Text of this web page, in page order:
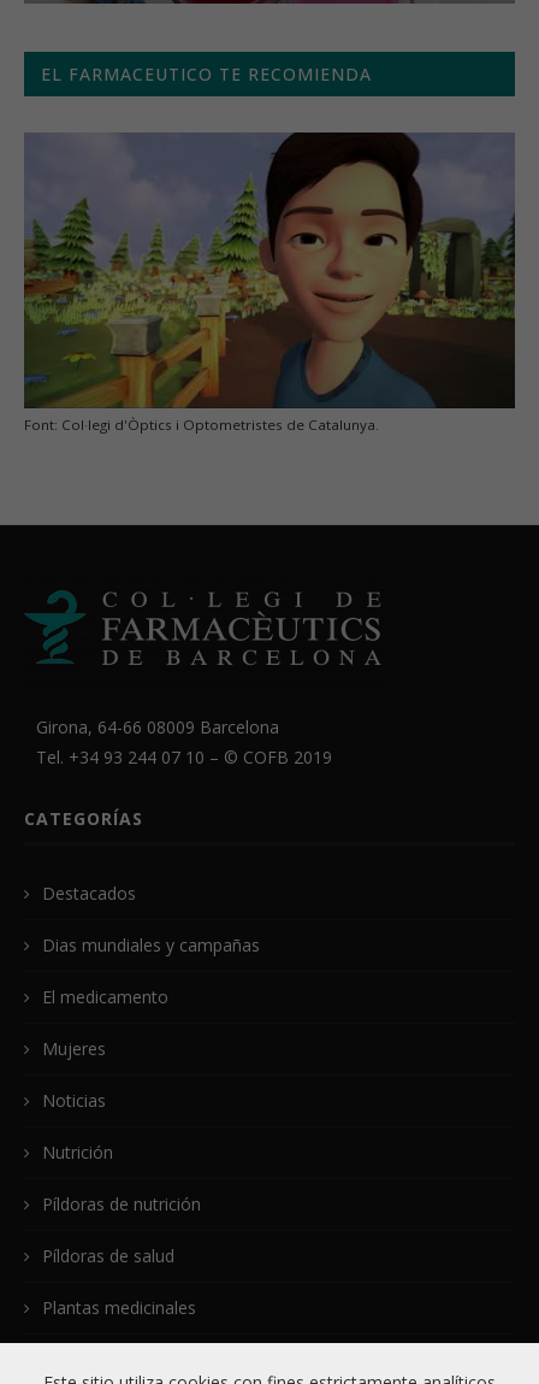
EL FARMACEUTICO TE RECOMIENDA
Font: Col·legi d'Òptics i Optometristes de Catalunya.
Girona, 64-66 08009 Barcelona
Tel. +34 93 244 07 10 – © COFB 2019
CATEGORÍAS
Destacados
Dias mundiales y campañas
El medicamento
Mujeres
Noticias
Nutrición
Píldoras de nutrición
Píldoras de salud
Plantas medicinales